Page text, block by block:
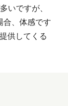
いですが、
合、体感です
供してくる